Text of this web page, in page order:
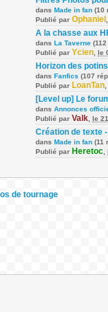
dans Made in fan (10
Publié par Ophaniel
A la chasse aux
dans La Taverne
Publié par Ycien le
Horizon des potins
dans Fanfics (107
Publié par LoanTan
[Level up] Le
dans Annonces
Publié par Valk le
Création de texte
dans Made in fan (11
Publié par Heretoc
de tournage